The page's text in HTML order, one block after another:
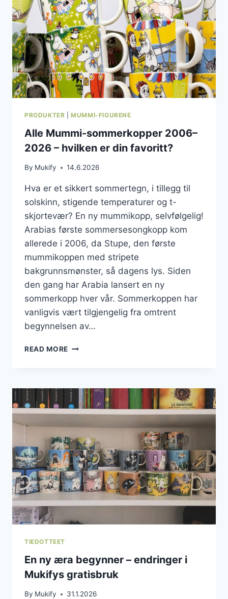
FAVORITT?
PRODUKTER |MUMMI-FIGURENE
Alle Mummi-sommerkopper 2006–
2026 – hvilken er din favoritt?
By Mukify 14.6.2026
Hva er et sikkert sommertegn, i tillegg til
solskinn, stigende temperaturer og t-
skjortevær? En ny mummikopp, selvfølgelig!
Arabias første sommersesongkopp kom
allerede i 2006, da Stupe, den første
mummikoppen med stripete
bakgrunnsmønster, så dagens lys. Siden
den gang har Arabia lansert en ny
sommerkopp hver vår. Sommerkoppen har
vanligvis vært tilgjengelig fra omtrent
begynnelsen av…
READ MORE ALLE
2026
–
HVILKEN
FAVORITT?
TIEDOTTEET
En ny æra begynner – endringer i
Mukifys gratisbruk
By Mukify 31.1.2026